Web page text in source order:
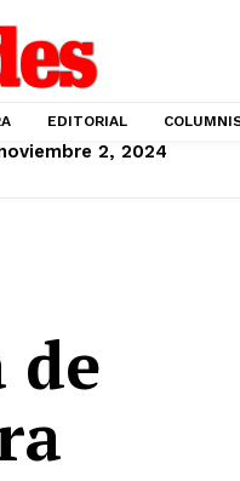
EDITORIAL
2, 2024
de